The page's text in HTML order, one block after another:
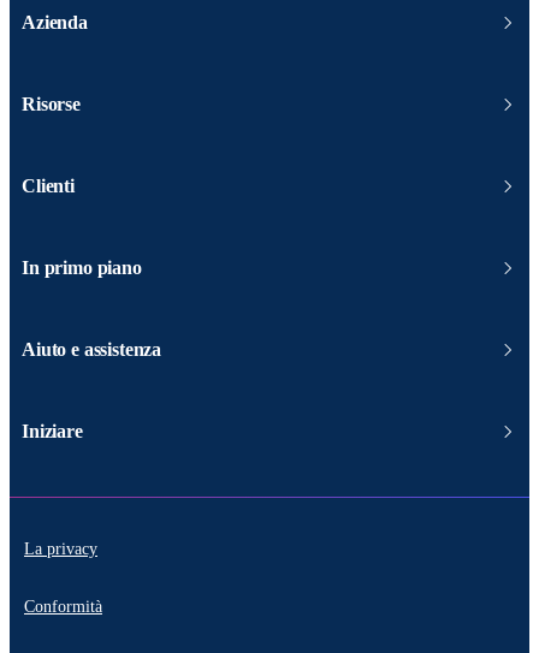
Azienda
Risorse
Clienti
In primo piano
Aiuto e assistenza
Iniziare
La privacy
Conformità